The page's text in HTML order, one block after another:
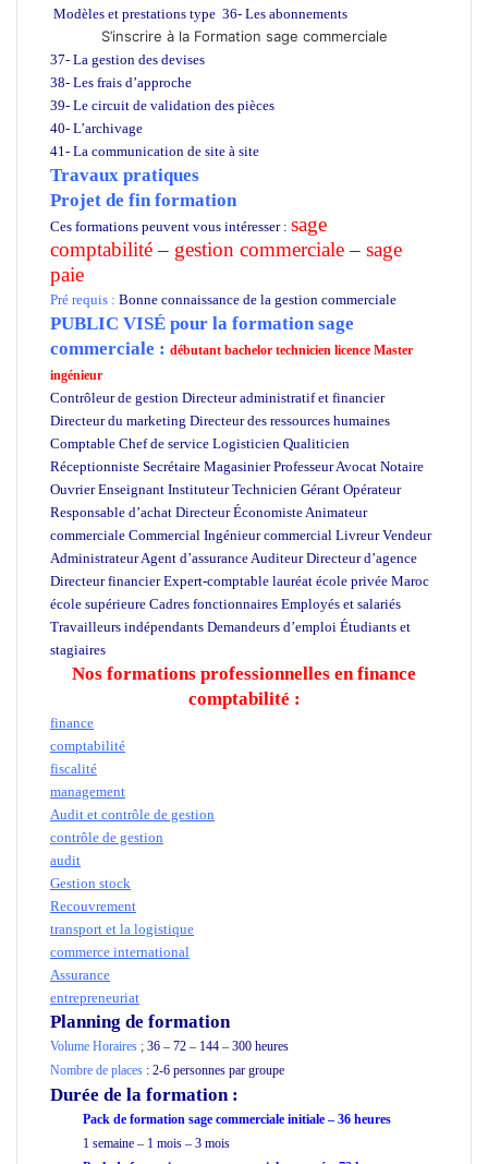
Modèles et prestations type 36- Les abonnements
S’inscrire à la Formation sage commerciale
37- La gestion des devises
38- Les frais d’approche
39- Le circuit de validation des pièces
40- L’archivage
41- La communication de site à site
Travaux pratiques
Projet de fin formation
Ces formations peuvent vous intéresser : sage
comptabilité– gestion commerciale– sage
paie
Pré requis : Bonne connaissance de la gestion commerciale
PUBLIC VISÉ pour la formation sage
commerciale : débutant bachelor technicien licence Master
ingénieur
Contrôleur de gestion Directeur administratif et financier
Directeur du marketing Directeur des ressources humaines
Comptable Chef de service Logisticien Qualiticien
Réceptionniste Secrétaire Magasinier Professeur Avocat Notaire
Ouvrier Enseignant Instituteur Technicien Gérant Opérateur
Responsable d’achat Directeur Économiste Animateur
commerciale Commercial Ingénieur commercial Livreur Vendeur
Administrateur Agent d’assurance Auditeur Directeur d’agence
Directeur financier Expert-comptable lauréat école privée Maroc
école supérieure Cadres fonctionnaires Employés et salariés
Travailleurs indépendants Demandeurs d’emploi Étudiants et
stagiaires
Nos formations professionnelles en finance
comptabilité :
finance
comptabilité
fiscalité
management
Audit et contrôle de gestion
contrôle de gestion
audit
Gestion stock
Recouvrement
transport et la logistique
commerce international
Assurance
entrepreneuriat
Planning de formation
Volume Horaires ; 36 – 72 – 144 – 300 heures
Nombre de places : 2-6 personnes par groupe
Durée de la formation:
Pack de formation sage commerciale initiale – 36 heures
1 semaine – 1 mois – 3 mois